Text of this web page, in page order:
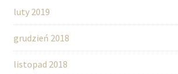
luty 2019
grudzień 2018
listopad 2018